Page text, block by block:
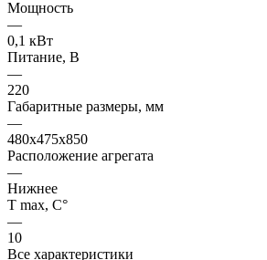
Мощность
—
0,1 кВт
Питание, В
—
220
Габаритные размеры, мм
—
480х475х850
Расположение агрегата
—
Нижнее
Т max, С°
—
10
Все характеристики